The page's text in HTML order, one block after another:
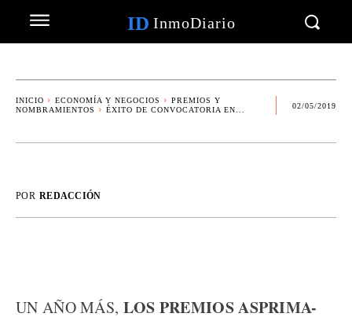
ID InmoDiario
INICIO ECONOMÍA Y NEGOCIOS
PREMIOS Y
NOMBRAMIENTOS
ÉXITO DE CONVOCATORIA EN...
02/05/2019
POR REDACCIÓN
UN AÑO MÁS, LOS PREMIOS ASPRIMA-